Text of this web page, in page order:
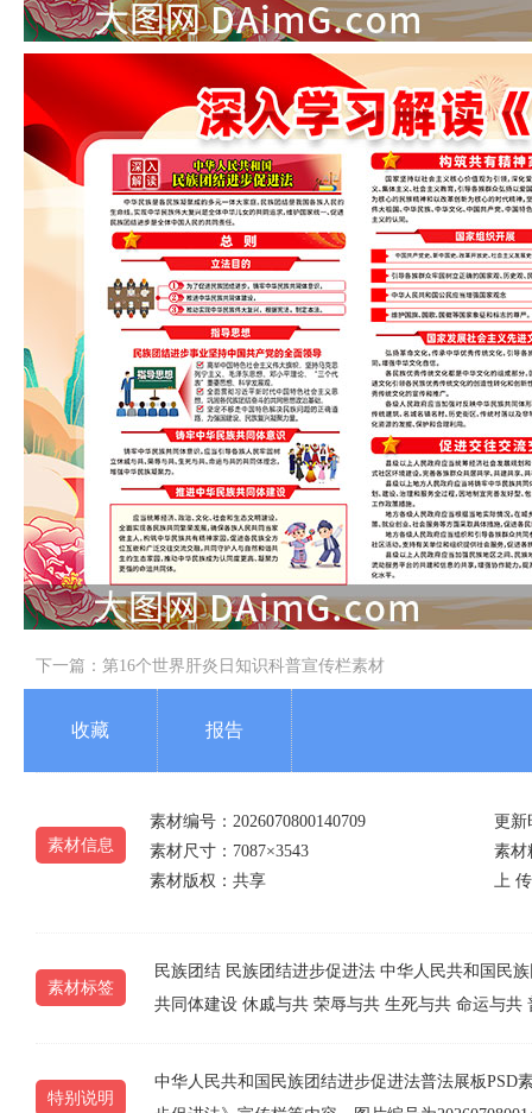
下一篇： 第16个世界肝炎日知识科普宣传栏素材
收藏 报告
素材信息
素材编号：2026070800140709
更新
素材尺寸：7087×3543
素材
素材版权：共享
上
素材标签
民族团结 民族团结进步促进法 中华人民共和国民
共同体建设 休戚与共 荣辱与共 生死与共 命运与共
特别说明
中华人民共和国民族团结进步促进法普法展板PSD